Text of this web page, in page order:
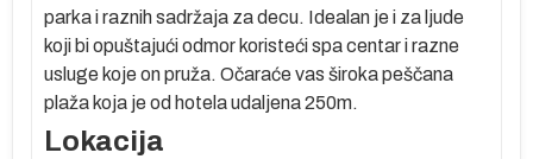
parka i raznih sadržaja za decu. Idealan je i za ljude
koji bi opuštajući odmor koristeći spa centar i razne
usluge koje on pruža. Očaraće vas široka peščana
plaža koja je od hotela udaljena 250m.
Lokacija